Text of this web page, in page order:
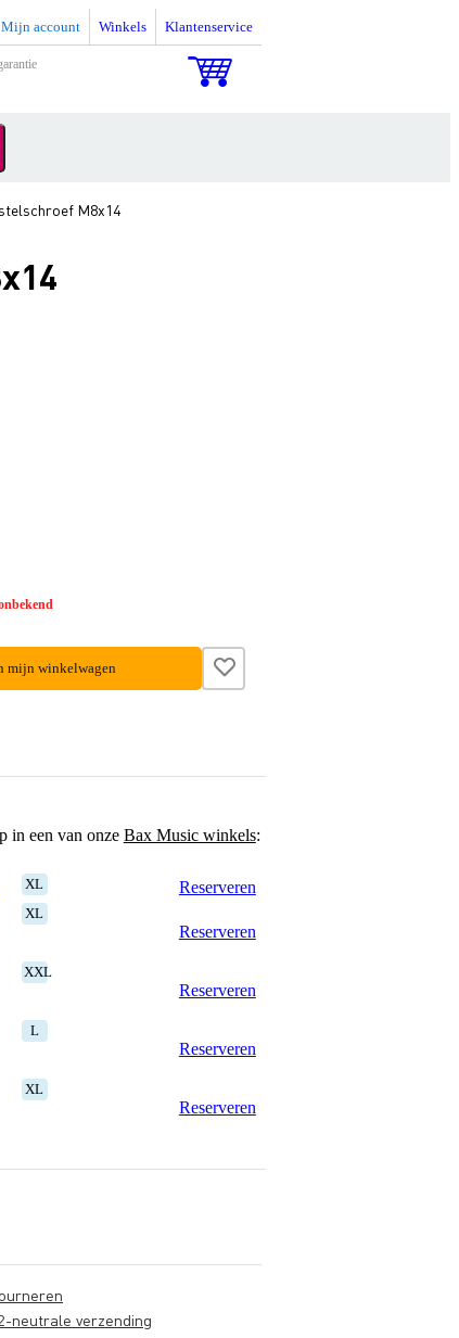
Mijn account Winkels Klantenservice
M8x14
mijn winkelwagen
in een van onze Bax Music winkels:
XL
Reserveren
XL
Reserveren
XXL
Reserveren
L
Reserveren
XL
Reserveren
neutrale verzending